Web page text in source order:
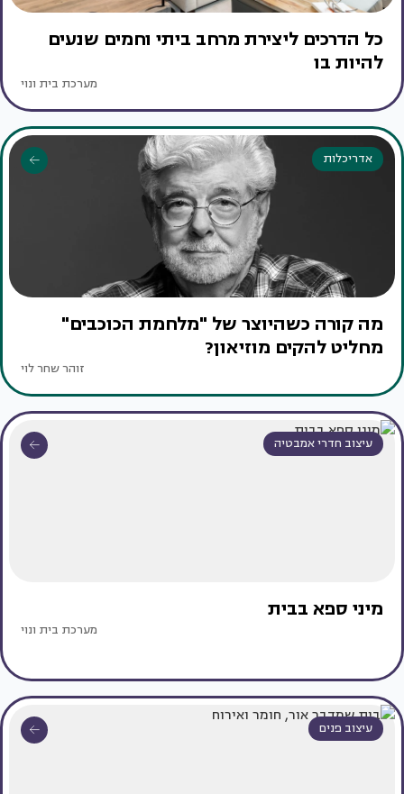
כל הדרכים ליצירת מרחב ביתי וחמים שנעים
להיות בו
מערכת בית ונוי
אדריכלות
מה קורה כשהיוצר של "מלחמת הכוכבים"
מחליט להקים מוזיאון?
זוהר שחר לוי
עיצוב חדרי אמבטיה
מיני ספא בבית
מערכת בית ונוי
עיצוב פנים